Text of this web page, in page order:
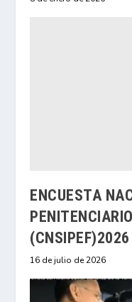
ENCUESTA
(CNSIPEF)2026
16 de julio de 2026